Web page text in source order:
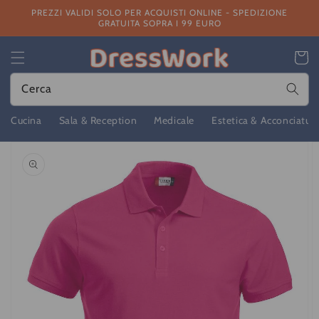
direttamente
PREZZI VALIDI SOLO PER ACQUISTI ONLINE - SPEDIZIONE
GRATUITA SOPRA I 99 EURO
Cerca
Cucina Sala & Reception Medicale Estetica & Acconciature
Carrello
Passa alle
sul prodotto